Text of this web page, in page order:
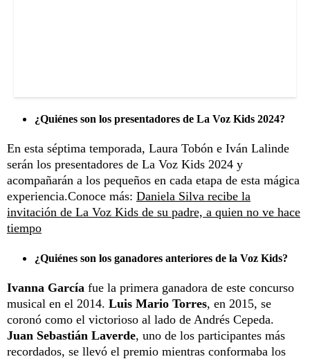
¿Quiénes son los presentadores de La Voz Kids 2024?
En esta séptima temporada, Laura Tobón e Iván Lalinde
serán los presentadores de La Voz Kids 2024 y
acompañarán a los pequeños en cada etapa de esta mágica
experiencia.Conoce más: Daniela Silva recibe la
invitación de La Voz Kids de su padre, a quien no ve hace
tiempo
¿Quiénes son los ganadores anteriores de la Voz Kids?
Ivanna García fue la primera ganadora de este concurso
musical en el 2014. Luis Mario Torres, en 2015, se
coronó como el victorioso al lado de Andrés Cepeda.
Juan Sebastián Laverde, uno de los participantes más
recordados, se llevó el premio mientras conformaba los